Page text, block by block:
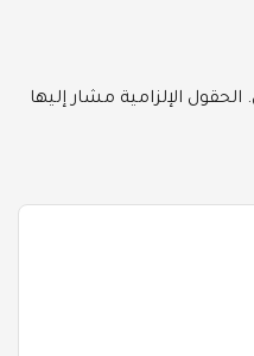
الحقول الإلزامية مشار إليها